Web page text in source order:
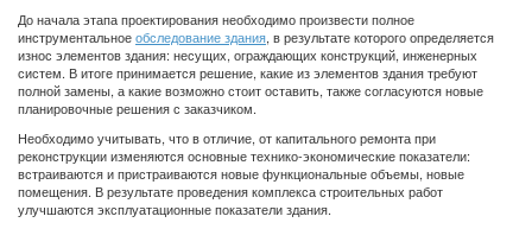
До начала этапа проектирования необходимо произвести полное
инструментальноеобследование здания, в результате которого определяется
износ элементов здания: несущих, ограждающих конструкций, инженерных
систем. В итоге принимается решение, какие из элементов здания требуют
полной замены, а какие возможно стоит оставить, также согласуются новые
планировочные решения с заказчиком.
Необходимо учитывать, что в отличие, от капитального ремонта при
реконструкции изменяются основные технико-экономические показатели:
встраиваются и пристраиваются новые функциональные объемы, новые
помещения. В результате проведения комплекса строительных работ
улучшаются эксплуатационные показатели здания.